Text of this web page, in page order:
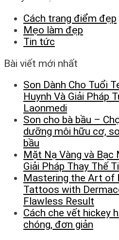
Cách trang điểm đẹp
Mẹo làm đẹp
Tin tức
Bài viết mới nhất
Son Dành Cho Tuổi
Huynh Và Giải Pháp
Laonmedi
Son cho bà bầu –
dưỡng môi hữu cơ,
bầu
Mặt Nạ Vàng và
Giải Pháp Thay Thế
Mastering the Art of
Tattoos with
Flawless Result
Cách che vết hickey
chóng, đơn giản